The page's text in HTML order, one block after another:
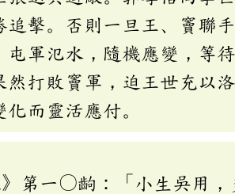
追擊。否則一旦王、竇聯
屯軍氾水，隨機應變，等
然打敗竇軍，迫王世充以
而靈活應付。
第一〇齣：「小生吳用，